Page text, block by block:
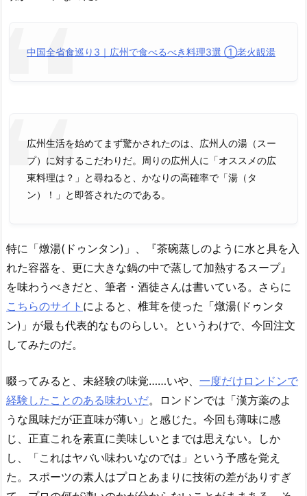
中国全省食巡り3｜広州で食べるべき料理3選 ①老火靚湯
広州生活を始めてまず驚かされたのは、広州人の湯（スー
プ）に対するこだわりだ。周りの広州人に「オススメの広
東料理は？」と尋ねると、かなりの高確率で「湯（タ
ン）！」と即答されたのである。
特に「燉湯(ドゥンタン)」、『茶碗蒸しのように水と具を入
れた容器を、更に大きな鍋の中で蒸して加熱するスープ』
を味わうべきだと、筆者・酒徒さんは書いている。さらに
こちらのサイト によると、椎茸を使った「燉湯(ドゥンタ
ン)」が最も代表的なものらしい。というわけで、今回注文
してみたのだ。
啜ってみると、未経験の味覚……いや、 一度だけロンドンで
経験したことのある味わいだ。ロンドンでは「漢方薬のよ
うな風味だが正直味が薄い」と感じた。今回も薄味に感
じ、正直これを素直に美味しいとまでは思えない。しか
し、「これはヤバい味わいなのでは」という予感を覚え
た。スポーツの素人はプロとあまりに技術の差がありすぎ